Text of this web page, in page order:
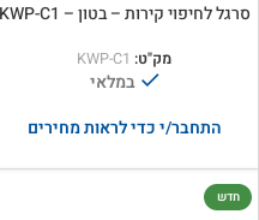
סרגל לחיפוי קירות – בטון – KWP-C1
מק"ט: KWP-C1
במלאי
התחבר/י כדי לראות מחירים
חדש